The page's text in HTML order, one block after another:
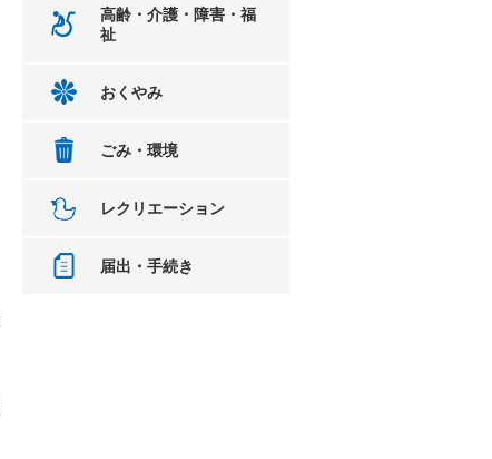
高齢・介護・障害・福
祉
おくやみ
ごみ・環境
レクリエーション
届出・手続き